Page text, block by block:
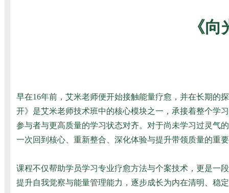
《
早在16年前，艾米老师便开始接触能量疗愈 ，并在长期的
开》是艾米老师技术班中的核心模块之一，承接着整个学
参与者与更高质量的学习状态对齐。对于尚未学习过灵气
一次回到核心、重新整合、深化体验与提升带领质量的重
课程不仅帮助学员学习专业疗愈方法与个案技术，更是一
提升自我觉察与能量管理能力，逐步成长为内在清明、稳